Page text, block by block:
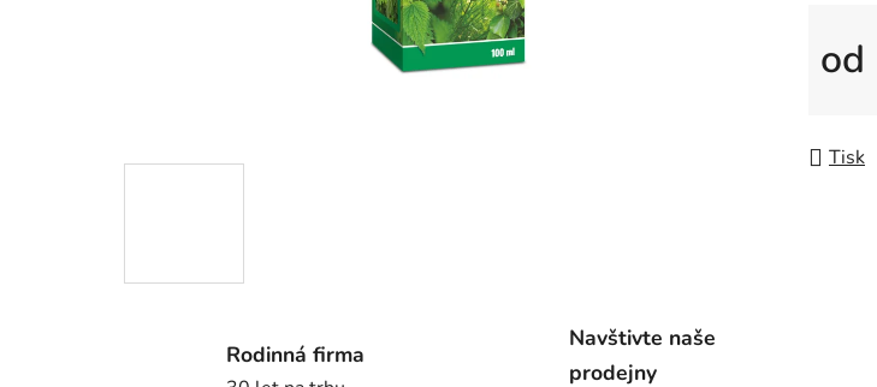
od
Tisk
Rodinná firma
Navštivte naše
prodejny